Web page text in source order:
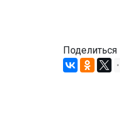
Поделиться